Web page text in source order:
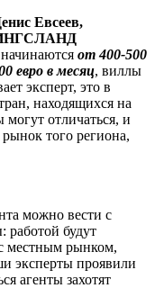
Евсеев,
от 400-500
евро в месяц, виллы
эксперт, это в
находящихся на
отличаться, и
того региона,
можно вести с
будут
местным рынком,
эксперты проявили
агенты захотят